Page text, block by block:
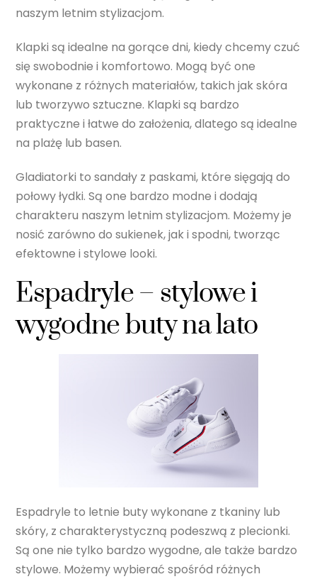
naszym letnim stylizacjom.
Klapki są idealne na gorące dni, kiedy chcemy czuć
się swobodnie i komfortowo. Mogą być one
wykonane z różnych materiałów, takich jak skóra
lub tworzywo sztuczne. Klapki są bardzo
praktyczne i łatwe do założenia, dlatego są idealne
na plażę lub basen.
Gladiatorki to sandały z paskami, które sięgają do
połowy łydki. Są one bardzo modne i dodają
charakteru naszym letnim stylizacjom. Możemy je
nosić zarówno do sukienek, jak i spodni, tworząc
efektowne i stylowe looki.
Espadryle – stylowe i
wygodne buty na lato
Espadryle to letnie buty wykonane z tkaniny lub
skóry, z charakterystyczną podeszwą z plecionki.
Są one nie tylko bardzo wygodne, ale także bardzo
stylowe. Możemy wybierać spośród różnych